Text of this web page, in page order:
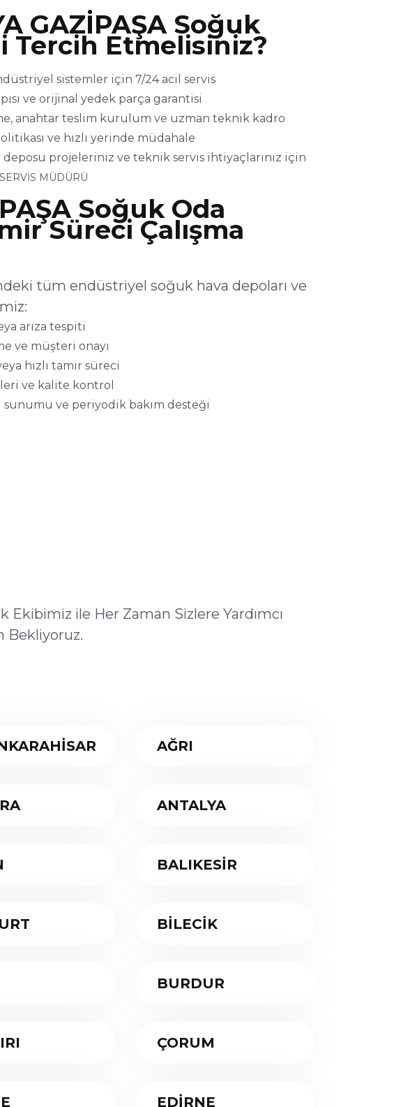
GAZİPAŞA Soğuk
Tercih Etmelisiniz?
sistemler için 7/24 acil servis
ve orijinal yedek parça garantisi
anahtar teslim kurulum ve uzman teknik kadro
ve hızlı yerinde müdahale
deposu projeleriniz ve teknik servis ihtiyaçlarınız için
MÜDÜRÜ
Soğuk Oda
Süreci Çalışma
tüm endüstriyel soğuk hava depoları ve
arıza tespiti
ve müşteri onayı
hızlı tamir süreci
ve kalite kontrol
sunumu ve periyodik bakım desteği
Ekibimiz ile Her Zaman Sizlere Yardımcı
Bekliyoruz.
AĞRI
ANTALYA
BALIKESİR
BİLECİK
BURDUR
ÇORUM
EDİRNE